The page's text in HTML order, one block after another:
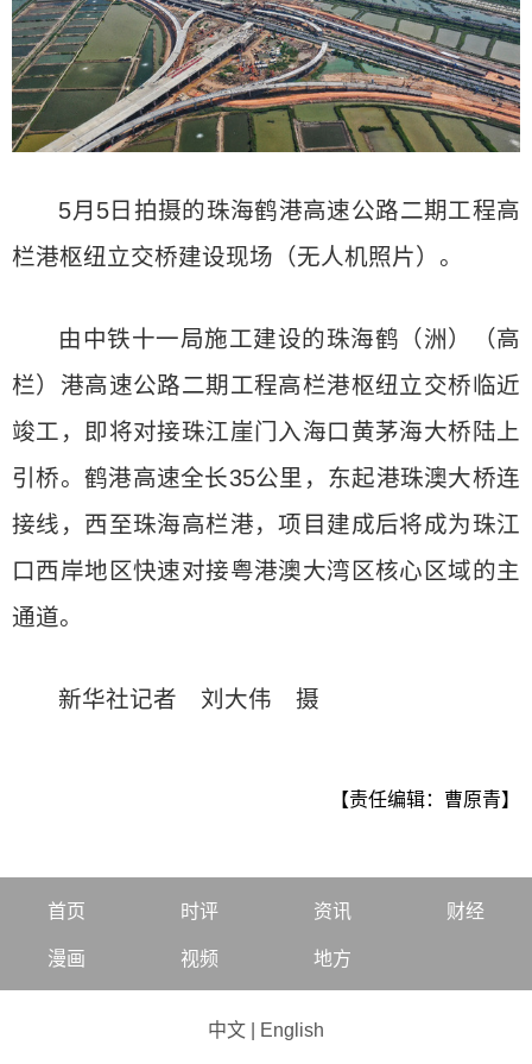
5月5日拍摄的珠海鹤港高速公路二期工程高
栏港枢纽立交桥建设现场（无人机照片）。
由中铁十一局施工建设的珠海鹤（洲）（高
栏）港高速公路二期工程高栏港枢纽立交桥临近
竣工，即将对接珠江崖门入海口黄茅海大桥陆上
引桥。鹤港高速全长35公里，东起港珠澳大桥连
接线，西至珠海高栏港，项目建成后将成为珠江
口西岸地区快速对接粤港澳大湾区核心区域的主
通道。
新华社记者 刘大伟 摄
【责任编辑：曹原青】
首页 时评 资讯 财经
漫画 视频 地方
中文 English